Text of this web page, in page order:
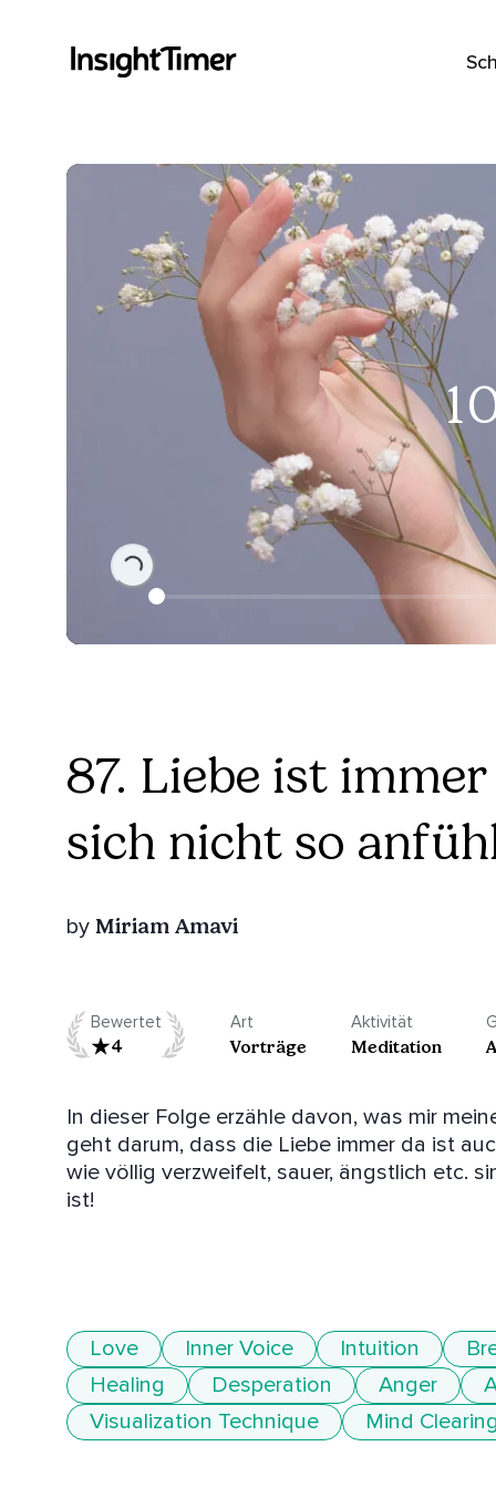
Loading...
87. Liebe ist
sich nicht so
by Miriam Amavi
Bewertet
4
Art
Vorträge
Aktivität
Meditation
In dieser Folge erzähle davon, was mir
geht darum, dass die Liebe immer da ist
wie völlig verzweifelt, sauer, ängstlich etc.
ist!
Love Inner Voice Intuition
Healing
Desperation Anger
Visualization Technique
Mind Clearing